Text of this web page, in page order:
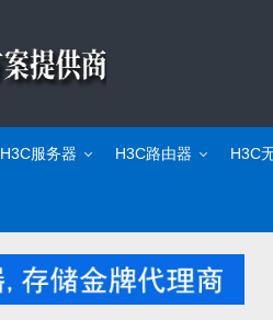
H3C服务器 H3C路由器 H3C